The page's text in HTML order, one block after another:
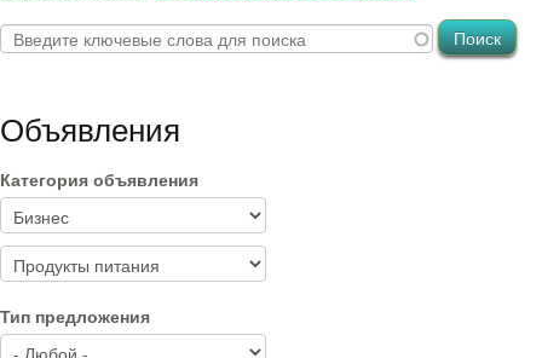
Объявления
Категория объявления
Тип предложения